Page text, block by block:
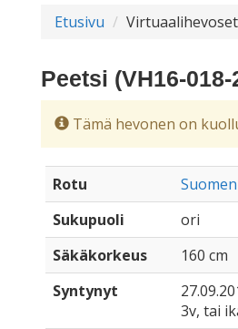
Etusivu Virtuaalihevoset
Peetsi (VH16-018-
Tämä hevonen on
Rotu
Sukupuoli
ori
Säkäkorkeus
160 cm
Syntynyt
3v, tai